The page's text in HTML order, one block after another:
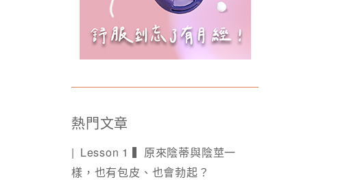
熱門文章
Lesson 1 ▍原來陰蒂與陰莖一
樣，也有包皮、也會勃起？